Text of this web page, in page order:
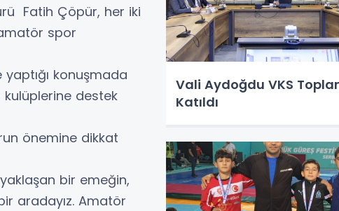
Fatih Çöpür, her iki
spor
konuşmada
destek
önemine dikkat
bir emeğin,
aradayız. Amatör
Vali Aydoğdu VKS
Katıldı